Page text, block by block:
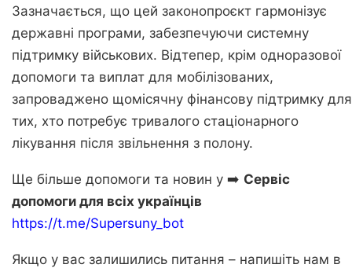
Зазначається, що цей законопроєкт гармонізує
державні програми, забезпечуючи системну
підтримку військових. Відтепер, крім одноразової
допомоги та виплат для мобілізованих,
запроваджено щомісячну фінансову підтримку для
тих, хто потребує тривалого стаціонарного
лікування після звільнення з полону.
Ще більше допомоги та новин у ➡️ Сервіс
допомоги для всіх українців
https://t.me/Supersuny_bot
Якщо у вас залишились питання – напишіть нам в